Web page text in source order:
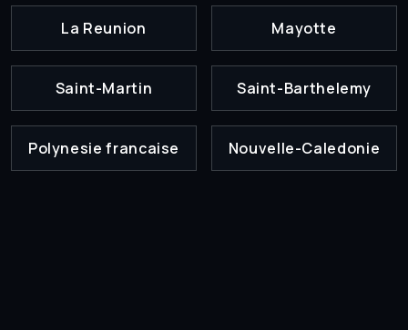
La Reunion Mayotte
Saint-Martin Saint-Barthelemy
Polynesie francaise Nouvelle-Caledonie